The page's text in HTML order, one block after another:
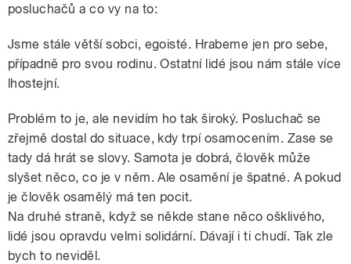
posluchačů a co vy na to:
Jsme stále větší sobci, egoisté. Hrabeme jen pro sebe,
případně pro svou rodinu. Ostatní lidé jsou nám stále více
lhostejní.
Problém to je, ale nevidím ho tak široký. Posluchač se
zřejmě dostal do situace, kdy trpí osamocením. Zase se
tady dá hrát se slovy. Samota je dobrá, člověk může
slyšet něco, co je v něm. Ale osamění je špatné. A pokud
je člověk osamělý má ten pocit.
Na druhé straně, když se někde stane něco ošklivého,
lidé jsou opravdu velmi solidární. Dávají i ti chudí. Tak zle
bych to neviděl.